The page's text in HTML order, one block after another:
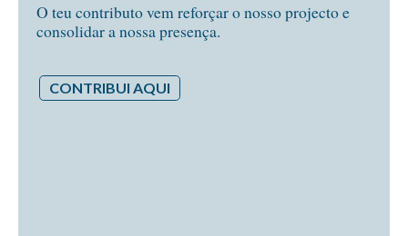
O teu contributo vem reforçar o nosso projecto e
consolidar a nossa presença.
CONTRIBUI AQUI